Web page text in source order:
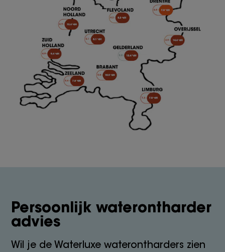
Persoonlijk waterontharder
advies
Wil je de Waterluxe waterontharders zien